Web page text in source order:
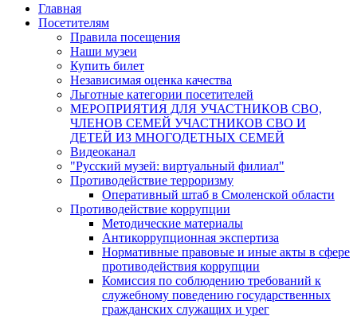
Главная
Посетителям
Правила посещения
Наши музеи
Купить билет
Независимая оценка качества
Льготные категории посетителей
МЕРОПРИЯТИЯ ДЛЯ УЧАСТНИКОВ СВО,
ЧЛЕНОВ СЕМЕЙ УЧАСТНИКОВ СВО И
ДЕТЕЙ ИЗ МНОГОДЕТНЫХ СЕМЕЙ
Видеоканал
"Русский музей: виртуальный филиал"
Противодействие терроризму
Оперативный штаб в Смоленской области
Противодействие коррупции
Методические материалы
Антикоррупционная экспертиза
Нормативные правовые и иные акты в сфере
противодействия коррупции
Комиссия по соблюдению требований к
служебному поведению государственных
гражданских служащих и урег